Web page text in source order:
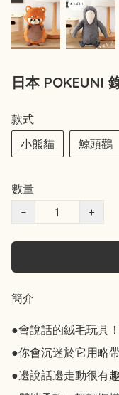
日本 POKEUNI
款式
小熊貓
鯨頭鸛
數量
−
+
簡介
●會說話的絨毛玩具！
●你會沉迷於它用略
●邊說話邊走動很有